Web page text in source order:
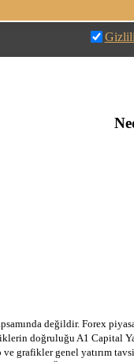
değildir. Forex
doğruluğu A1 Capital
grafikler genel yatırım